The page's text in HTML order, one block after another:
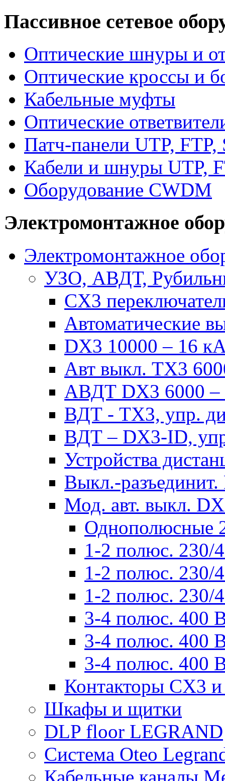
Пассивное сетевое
Оптические шнуры и
Оптические кроссы и
Кабельные муфты
Оптические
Патч-панели UTP, FTP,
Кабели и шнуры UTP,
Оборудование CWDM
Электромонтажное
Электромонтажное
УЗО, АВДТ,
CX3
Автоматические
DX3 10000 – 16
Авт выкл. TX3
АВДТ DX3 6000 –
ВДТ - TX3, упр.
ВДТ – DX3-ID,
Устройства
Выкл.-
Мод. авт. выкл.
Однополюсные
1-2 полюс. 230/
1-2 полюс. 230/
1-2 полюс. 230/
3-4 полюс. 400
3-4 полюс. 400
3-4 полюс. 400
Контакторы CX3 и
Шкафы и щитки
DLP floor LEGRAND
Система Oteo
Кабельные каналы